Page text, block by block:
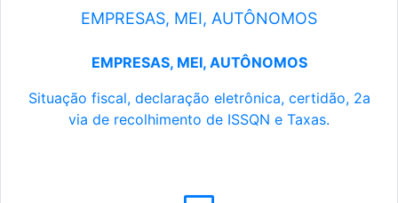
EMPRESAS, MEI, AUTÔNOMOS
EMPRESAS, MEI, AUTÔNOMOS
Situação fiscal, declaração eletrônica, certidão, 2a
via de recolhimento de ISSQN e Taxas.